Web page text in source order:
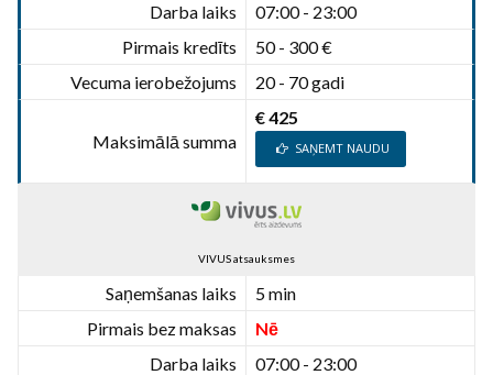
Darba laiks
07:00 - 23:00
Pirmais kredīts
50 - 300 €
Vecuma ierobežojums
20 - 70 gadi
Maksimālā summa
€ 425
SAŅEMT NAUDU
VIVUS atsauksmes
Saņemšanas laiks
5 min
Pirmais bez maksas
Nē
Darba laiks
07:00 - 23:00